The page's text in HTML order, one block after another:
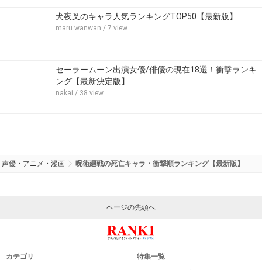
犬夜叉のキャラ人気ランキングTOP50【最新版】
maru.wanwan / 7 view
セーラームーン出演女優/俳優の現在18選！衝撃ランキ
ング【最新決定版】
nakai / 38 view
声優・アニメ・漫画 呪術廻戦の死亡キャラ・衝撃順ランキング【最新版】
ページの先頭へ
カテゴリ 特集一覧